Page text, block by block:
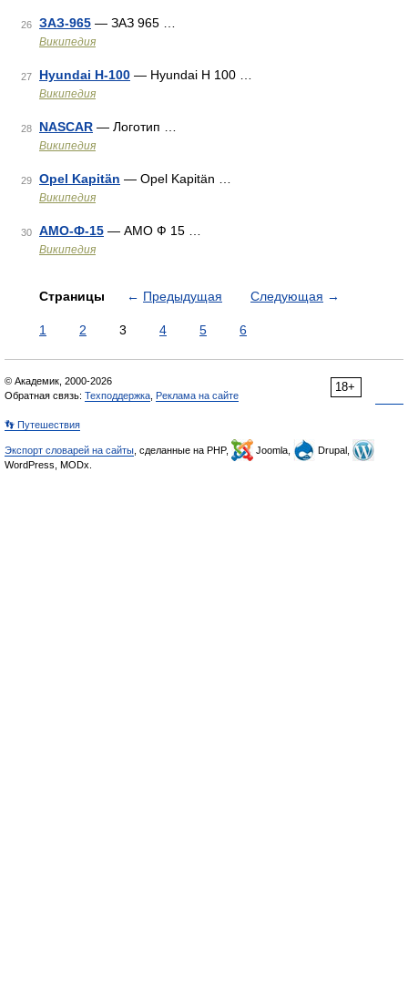
26 ЗАЗ-965 — ЗАЗ 965 …
Википедия
27 Hyundai H-100 — Hyundai H 100 …
Википедия
28 NASCAR — Логотип …
Википедия
29 Opel Kapitän — Opel Kapitän …
Википедия
30 АМО-Ф-15 — АМО Ф 15 …
Википедия
Страницы ← Предыдущая Следующая →
1 2 3 4 5 6
18+
© Академик, 2000-2026
Обратная связь: Техподдержка Реклама на сайте
👣 Путешествия
Экспорт словарей на сайты , сделанные на PHP, Joomla,
Drupal,
WordPress, MODx.